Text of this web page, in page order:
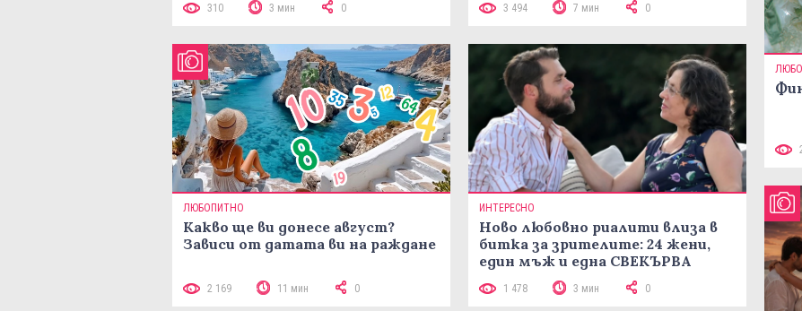
310 3 мин 0 3 494 7 мин 0
ЛЮБОПИТНО
Какво ще ви донесе август?
Зависи от датата ви на ражданe
2 169 11 мин 0
ИНТЕРЕСНО
Ново любовно риалити влиза в
битка за зрителите: 24 жени,
един мъж и една СВЕКЪРВА
1 478 3 мин 0